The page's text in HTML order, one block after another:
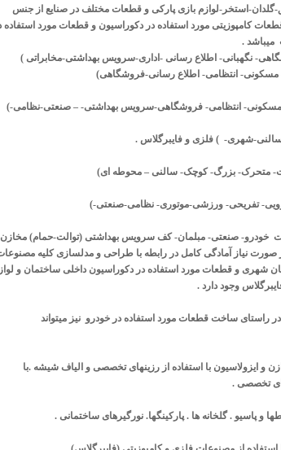
گلدان-استخر-لوازم بازی پارکی و قطعات مختلف در صنایع از جنس
کامپوزیتی مورد استفاده در دکوراسیون و قطعات مورد استفاده
میباشد .
مخابراتی )
نظامی-)
حمام)
صورت نیاز آمادگی کامل در رابطه با طراحی و مدلسازی کلیه
شهری و قطعات مورد استفاده در دکوراسیون داخلی ساختمان و
وجود دارد .
راستای ساخت قطعات مورد استفاده در خودرو نیز میتواند
ایزولاسیون با استفاده از رزینهای تخصصی و الیاف شیشه .با
تخصصی .
پاسیو . گلخانه ها . پارکینگها. نورگیرهای ساختمانی .